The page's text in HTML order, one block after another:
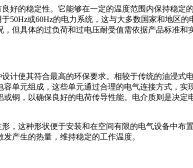
良好的稳定性。它能够在一定的温度范围内保持稳
50Hz或60Hz的电力系统，这与大多数国家和地区
但具体的过负荷和过电压耐受值需依据产品标准和
计使其符合最高的环保要求。相较于传统的油浸
单元组成，这些单元通过合理的电气连接方式，
铜，以确保良好的电荷传导性能。电介质则是决
，这种形状便于安装和在空间有限的电气设备中
产生的热量，维持稳定的工作温度。